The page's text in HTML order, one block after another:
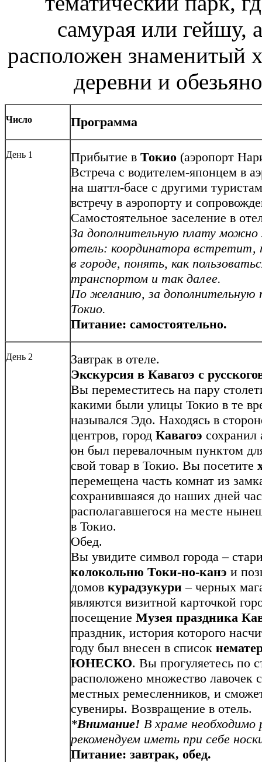
самурая или гейшу,
расположен знаменитый
деревни и
Число Программа
День 1 Прибытие в Токио (аэропорт
Встреча с водителем-японцем в
на шаттл-басе с другими
встречу в аэропорту и
Самостоятельное заселение в
За дополнительную плату можно
отель: координатора
в городе, понять, как
транспортом и так далее.
По желанию, за дополнительную
Токио.
Питание: самостоятельно.
День 2
Завтрак в отеле.
Экскурсия в Кавагоэ с
Вы переместитесь на пару
какими были улицы Токио в те
назывался Эдо. Находясь в
центров, город Кавагоэ сохранил
он был перевалочным пунктом
свой товар в Токио. Вы посетите
перемещена часть комнат из
сохранившаяся до наших дней
располагавшегося на месте
в Токио.
Обед.
Вы увидите символ города –
колокольню Токи-но-канэ и
домов курадзукури – черных
являются визитной карточкой
посещение Музея праздника
праздник, история которого
году был внесен в список
ЮНЕСКО. Вы прогуляетесь по
расположено множество
местных ремесленников, и
сувениры. Возвращение в отель.
*Внимание! В храме необходимо
рекомендуем иметь при себе
Питание: завтрак, обед.